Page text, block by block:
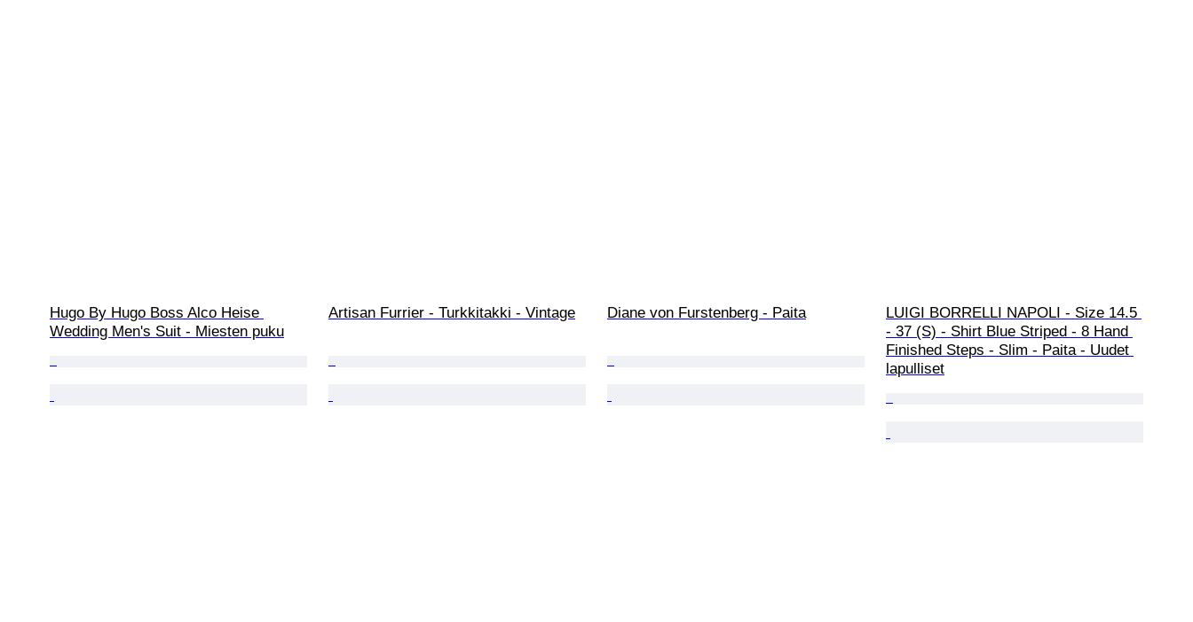
Hugo By Hugo Boss Alco Heise
Wedding Men's Suit - Miesten puku
Artisan Furrier - Turkkitakki - Vintage Diane von Furstenberg - Paita
LUIGI BORRELLI NAPOLI - Size 14.5
- 37 (S) - Shirt Blue Striped - 8 Hand
Finished Steps - Slim - Paita - Uudet
lapulliset